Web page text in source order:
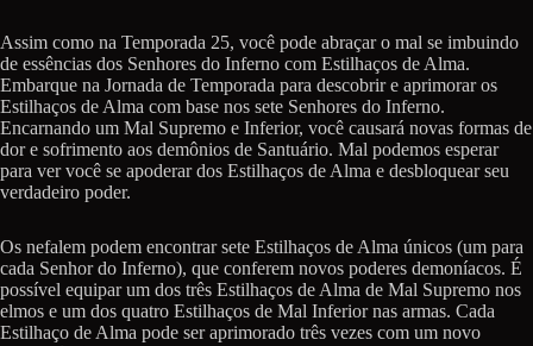
Assim como na Temporada 25, você pode abraçar o mal se imbuindo
de essências dos Senhores do Inferno com Estilhaços de Alma.
Embarque na Jornada de Temporada para descobrir e aprimorar os
Estilhaços de Alma com base nos sete Senhores do Inferno.
Encarnando um Mal Supremo e Inferior, você causará novas formas de
dor e sofrimento aos demônios de Santuário. Mal podemos esperar
para ver você se apoderar dos Estilhaços de Alma e desbloquear seu
verdadeiro poder.
Os nefalem podem encontrar sete Estilhaços de Alma únicos (um para
cada Senhor do Inferno), que conferem novos poderes demoníacos. É
possível equipar um dos três Estilhaços de Alma de Mal Supremo nos
elmos e um dos quatro Estilhaços de Mal Inferior nas armas. Cada
Estilhaço de Alma pode ser aprimorado três vezes com um novo